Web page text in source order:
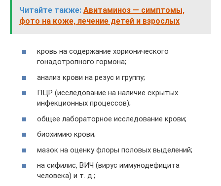
Читайте также: Авитаминоз — симптомы,
фото на коже, лечение детей и взрослых
кровь на содержание хорионического
гонадотропного гормона;
анализ крови на резус и группу;
ПЦР (исследование на наличие скрытых
инфекционных процессов);
общее лабораторное исследование крови;
биохимию крови;
мазок на оценку флоры половых выделений;
на сифилис, ВИЧ (вирус иммунодефицита
человека) и т. д.;